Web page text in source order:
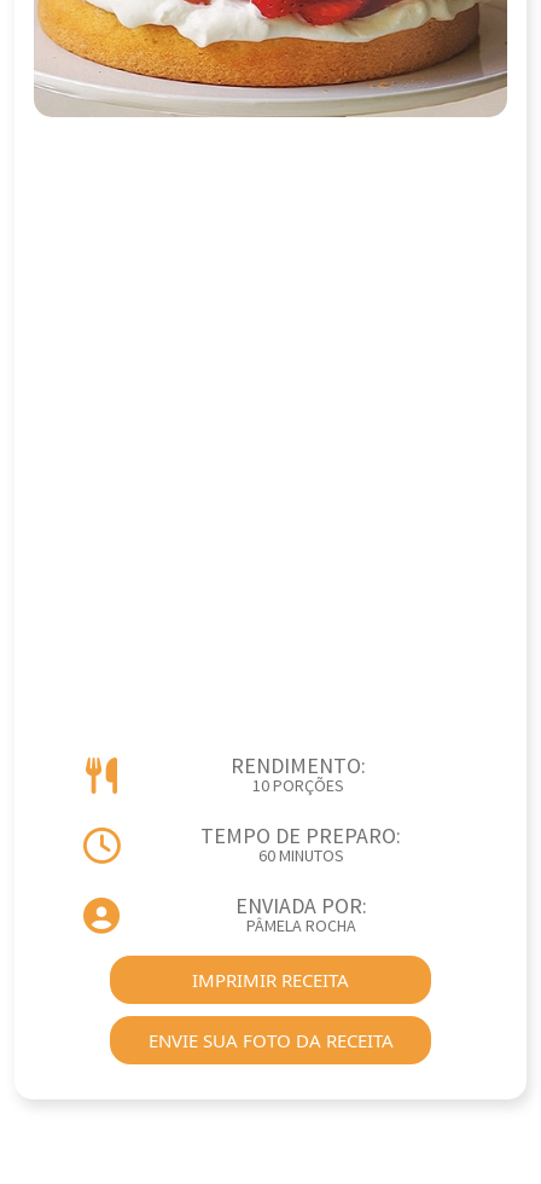
RENDIMENTO:
10 PORÇÕES
TEMPO DE PREPARO:
60 MINUTOS
ENVIADA POR:
PÂMELA ROCHA
IMPRIMIR RECEITA
ENVIE SUA FOTO DA RECEITA